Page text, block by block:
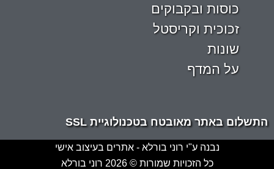
כוסות ובקבוקים
זכוכית וקריסטל
שונות
על המדף
התשלום באתר מאובטח בטכנולוגיית SSL
נבנה ע"י רוני בורלא - אתרים בעיצוב אישי
כל הזכויות שמורות © 2026 רוני בורלא